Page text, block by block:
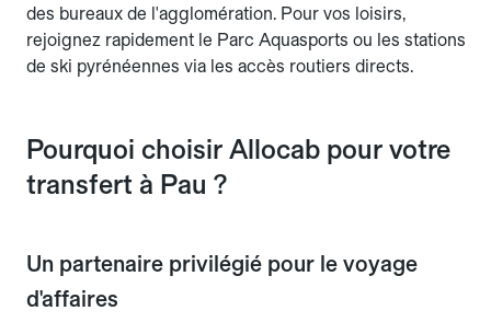
des bureaux de l'agglomération. Pour vos loisirs,
rejoignez rapidement le Parc Aquasports ou les stations
de ski pyrénéennes via les accès routiers directs.
Pourquoi choisir Allocab pour votre
transfert à Pau ?
Un partenaire privilégié pour le voyage
d'affaires